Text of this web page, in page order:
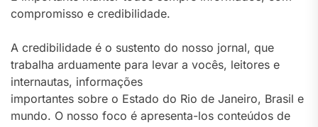
compromisso e credibilidade.
A credibilidade é o sustento do nosso jornal, que
trabalha arduamente para levar a vocês, leitores e
internautas, informações
importantes sobre o Estado do Rio de Janeiro, Brasil e
mundo. O nosso foco é apresenta-los conteúdos de